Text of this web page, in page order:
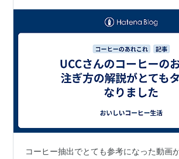
コーヒー抽出でとても参考になった動画